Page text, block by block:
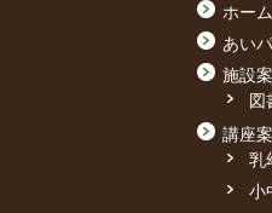
ホーム
あい
施設
図
講座
乳
小